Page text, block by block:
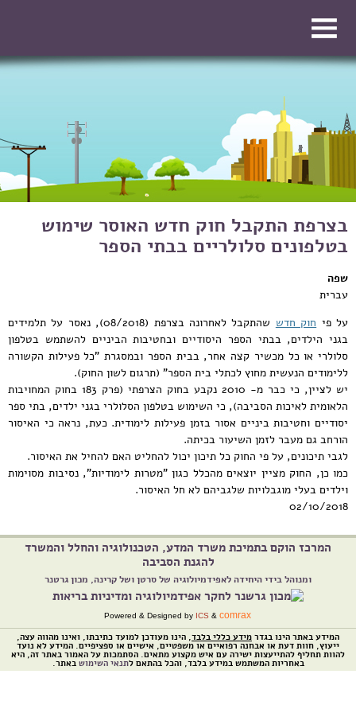
בצרפת התקבל חוק חדש האוסר שימוש
בטלפונים סלולריים בבתי הספר
שפה
עברית
על פי חוק חדש
שהתקבל לאחרונה בצרפת (08/2018), נאסר על תלמידים
בגני הילדים, בבתי הספר היסודיים ובחטיבות הביניים להשתמש בטלפון
סלולרי או כל מכשיר קצה אחר, בבית הספר ובמסגרת "כל פעילות הקשורה
ללימודים הנעשית מחוץ לכתלי בית הספר" (תרגום לשון החוק).
יש לציין, כי כבר מ- 2010 נקבע בחוק הצרפתי (פרק 183 בחוק המחויבות
הלאומית לאיכות הסביבה), כי השימוש בטלפון הסלולרי בגני ילדים, בתי ספר
יסודיים וחטיבות ביניים אסור בזמן פעילות לימודית. כעת, נראה כי האיסור
הורחב גם מעבר לזמן השיעור בכיתה.
לגבי תיכונים, על פי החוק כל תיכון יכול להחליט האם להחיל את האיסור.
כמו כן, החוק מציין יוצאים מהכלל כגון "מטרות לימודיות", נסיבות מסוימות
וילדים בעלי מוגבלויות שלגביהם לא חל האיסור.
02/10/2018
המרכז הוקם בתמיכת משרד המדע, הטכנולוגיה והחלל והמשרד
להגנת הסביבה
ומנוהל בידי היחידה לאפידמיולוגיה של סרטן ושל קרינה, מכון גרטנר
Powered & Designed by ICS &comrax
המידע באתר הינו בגדר מידע כללי בלבד, הינו מעודכן למועד כתיבתו, ואינו מהווה עצה,
ייעוץ, חוות דעת או אבחנה רפואיים או משפטיים, אישיים או ספציפיים. המידע לא נועד
להוות תחליף להתייעצות ישירה עם איש מקצוע מתאים. הסתמכות על האמור באתר זה, היא
באחריות המשתמש במידע בלבד, והכל בהתאם לתנאי השימוש באתר.